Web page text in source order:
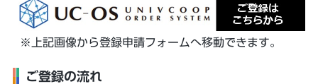
※上記画像から登録申請フォームへ移動できます。
ご登録の流れ